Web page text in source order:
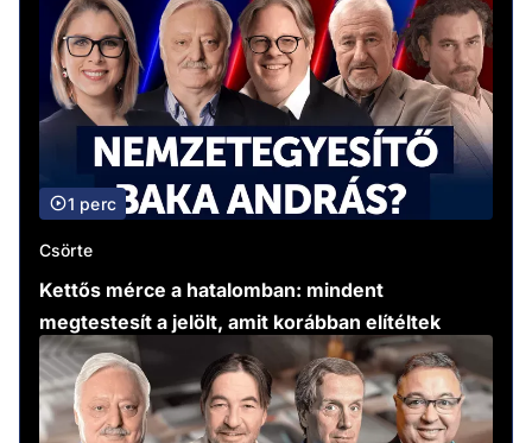
1 perc
Csörte
Kettős mérce a hatalomban: mindent
megtestesít a jelölt, amit korábban elítéltek